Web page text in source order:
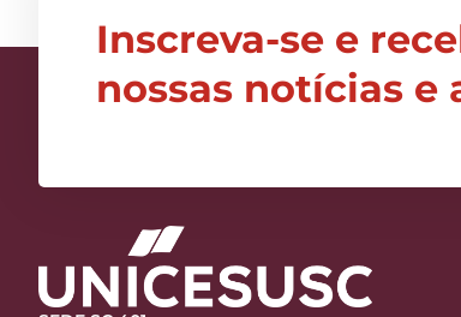
Inscreva-se e
nossas notícias e